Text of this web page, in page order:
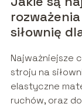
siłownię
Najważniejsze
stroju na
elastyczne
ruchów, oraz